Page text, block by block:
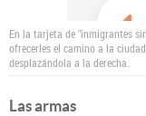
En la tarjeta de "inmigrantes
ofrecerles el camino a la
desplazándola a la derecha.
Las armas